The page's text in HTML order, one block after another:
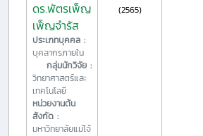
ดร.พัตรเพ็ญ
เพ็ญจำรัส
ประเภทบุคคล :
บุคลากรภายใน
กลุ่มนักวิจัย :
วิทยาศาสตร์และ
เทคโนโลยี
หน่วยงานต้น
สังกัด :
มหาวิทยาลัยแม่โจ้
(2565)